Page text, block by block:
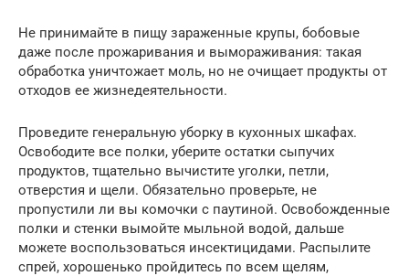
Не принимайте в пищу зараженные крупы, бобовые
даже после прожаривания и вымораживания: такая
обработка уничтожает моль, но не очищает продукты от
отходов ее жизнедеятельности.
Проведите генеральную уборку в кухонных шкафах.
Освободите все полки, уберите остатки сыпучих
продуктов, тщательно вычистите уголки, петли,
отверстия и щели. Обязательно проверьте, не
пропустили ли вы комочки с паутиной. Освобожденные
полки и стенки вымойте мыльной водой, дальше
можете воспользоваться инсектицидами. Распылите
спрей, хорошенько пройдитесь по всем щелям,